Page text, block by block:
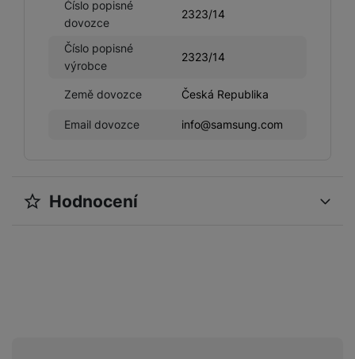
Číslo popisné
dovozce
2323/14
Číslo popisné
výrobce
2323/14
Země dovozce Česká Republika
Email dovozce info@samsung.com
Hodnocení